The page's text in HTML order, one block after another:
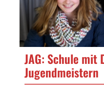
JAG: Schule mit
Jugendmeistern